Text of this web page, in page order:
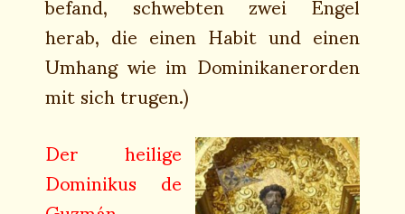
herab, die einen Habit und einen
Umhang wie im Dominikanerorden
mit sich trugen.)
Der heilige
Dominikus de